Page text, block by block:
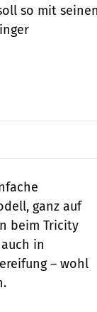
so mit seinen
ganz auf
beim Tricity
in
– wohl